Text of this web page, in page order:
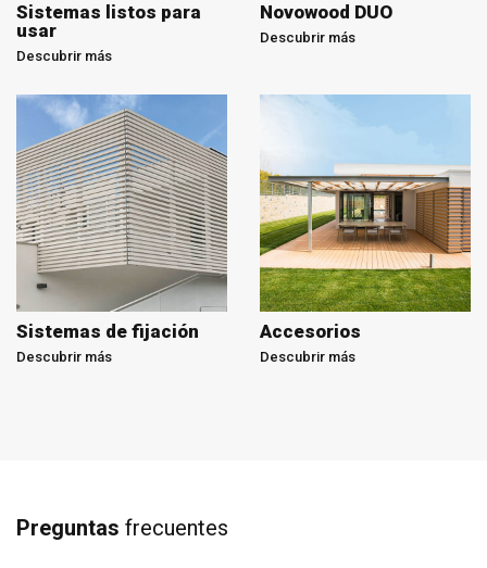
Sistemas listos para
usar
Descubrir más
Novowood DUO
Descubrir más
Sistemas de fijación
Descubrir más
Accesorios
Descubrir más
Preguntas frecuentes